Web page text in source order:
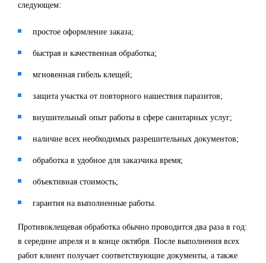
следующем:
простое оформление заказа;
быстрая и качественная обработка;
мгновенная гибель клещей;
защита участка от повторного нашествия паразитов;
внушительный опыт работы в сфере санитарных услуг;
наличие всех необходимых разрешительных документов;
обработка в удобное для заказчика время;
объективная стоимость;
гарантия на выполненные работы.
Противоклещевая обработка обычно проводится два раза в год:
в середине апреля и в конце октября. После выполнения всех
работ клиент получает соответствующие документы, а также